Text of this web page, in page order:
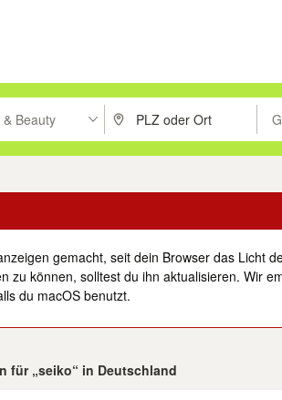
suchen, oder Vorschläge mit den Pfeiltasten
& Beauty PLZ oder Ort eingeben.
gemacht, seit dein Browser das Licht
zu können, solltest du ihn aktualisieren. Wir
du macOS benutzt.
für „seiko“ in Deutschland